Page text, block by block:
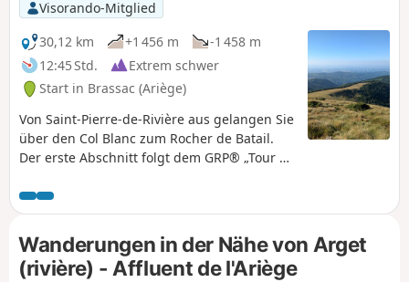
Februar 2025. Von der Wanderung wird
abgeraten.
Visorando-Mitglied
30,12 km
+1 456 m
-1 458 m
12:45 Std.
Extrem schwer
Start in Brassac (Ariège)
Von Saint-Pierre-de-Rivière aus gelangen Sie
über den Col Blanc zum Rocher de Batail.
Der erste Abschnitt folgt dem GRP® „Tour de
Mittelgebirgsstrecke, der zweite führt dann
über Brassac zurück nach Saint-Pierre,
wobei man am Ende der Route auf ruhigen
asphaltierten Straßen unterwegs ist.
Wanderungen in der Nähe von Arget
(rivière) - Affluent de l'Ariège